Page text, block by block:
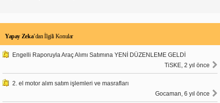
Yapay Zeka’dan İlgili Konular
Engelli Raporuyla Araç Alımı Satımına YENİ DÜZENLEME GELDİ
TiSKE, 2 yıl önce
2. el motor alım satım işlemleri ve masrafları
Gocaman, 6 yıl önce